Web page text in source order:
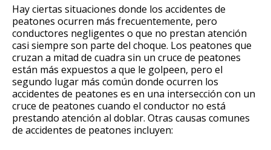
Hay ciertas situaciones donde los accidentes de
peatones ocurren más frecuentemente, pero
conductores negligentes o que no prestan atención
casi siempre son parte del choque. Los peatones que
cruzan a mitad de cuadra sin un cruce de peatones
están más expuestos a que le golpeen, pero el
segundo lugar más común donde ocurren los
accidentes de peatones es en una intersección con un
cruce de peatones cuando el conductor no está
prestando atención al doblar. Otras causas comunes
de accidentes de peatones incluyen: